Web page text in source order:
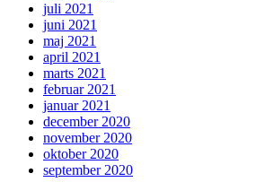
juli 2021
juni 2021
maj 2021
april 2021
marts 2021
februar 2021
januar 2021
december 2020
november 2020
oktober 2020
september 2020